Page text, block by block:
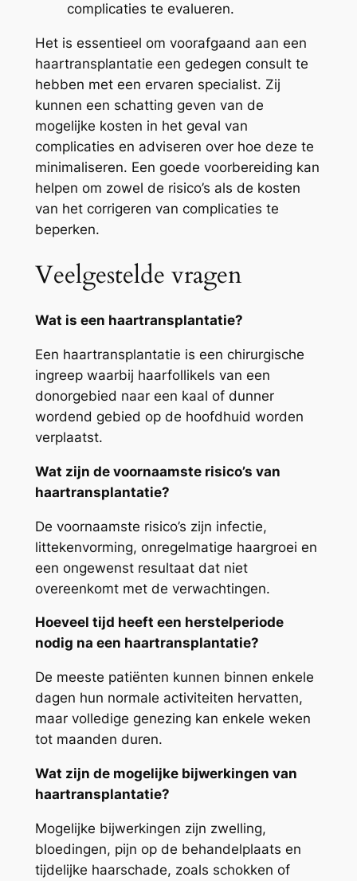
complicaties te evalueren.
Het is essentieel om voorafgaand aan een
haartransplantatie een gedegen consult te
hebben met een ervaren specialist. Zij
kunnen een schatting geven van de
mogelijke kosten in het geval van
complicaties en adviseren over hoe deze te
minimaliseren. Een goede voorbereiding kan
helpen om zowel de risico’s als de kosten
van het corrigeren van complicaties te
beperken.
Veelgestelde vragen
Wat is een haartransplantatie?
Een haartransplantatie is een chirurgische
ingreep waarbij haarfollikels van een
donorgebied naar een kaal of dunner
wordend gebied op de hoofdhuid worden
verplaatst.
Wat zijn de voornaamste risico’s van
haartransplantatie?
De voornaamste risico’s zijn infectie,
littekenvorming, onregelmatige haargroei en
een ongewenst resultaat dat niet
overeenkomt met de verwachtingen.
Hoeveel tijd heeft een herstelperiode
nodig na een haartransplantatie?
De meeste patiënten kunnen binnen enkele
dagen hun normale activiteiten hervatten,
maar volledige genezing kan enkele weken
tot maanden duren.
Wat zijn de mogelijke bijwerkingen van
haartransplantatie?
Mogelijke bijwerkingen zijn zwelling,
bloedingen, pijn op de behandelplaats en
tijdelijke haarschade, zoals schokken of